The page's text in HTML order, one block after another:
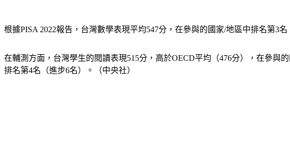
根據PISA 2022報告，台灣數學表現平均547分，在參與的國家/地區中排名第3
在輔測方面，台灣學生的閱讀表現515分，高於OECD平均（476分），在參與
排名第4名（進步6名）。（中央社）